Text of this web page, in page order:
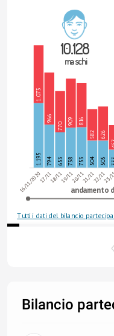
16/11/202017/1118/1119/1120/1121/1122/1123/
1.195
1.073
794
966
653
770
738
909
753
816
504
582
505
626
10.128
maschi
andamento
Tutti i dati del bilancio
Bilancio